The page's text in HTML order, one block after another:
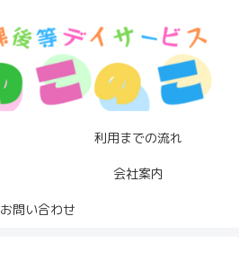
利用までの流れ
会社案内
お問い合わせ